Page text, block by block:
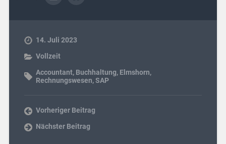
14. Juli 2023
Vollzeit
Accountant, Buchhaltung, Elmshorn,
Rechnungswesen,SAP
Vorheriger Beitrag
Nächster Beitrag